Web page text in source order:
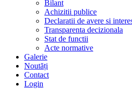
Bilant
Achizitii publice
Declaratii de avere si
Transparenta decizionala
Stat de functii
Acte normative
Galerie
Noutăți
Contact
Login